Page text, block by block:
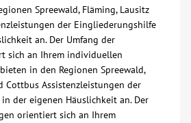
Spreewald, Fläming, Lausitz
der Eingliederungshilfe
an. Der Umfang der
sich an Ihrem individuellen
in den Regionen Spreewald,
Cottbus Assistenzleistungen der
der eigenen Häuslichkeit an. Der
orientiert sich an Ihrem